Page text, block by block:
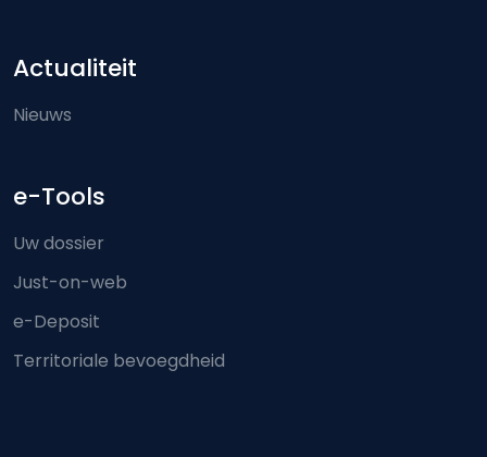
Actualiteit
Nieuws
e-Tools
Uw dossier
Just-on-web
e-Deposit
Territoriale bevoegdheid